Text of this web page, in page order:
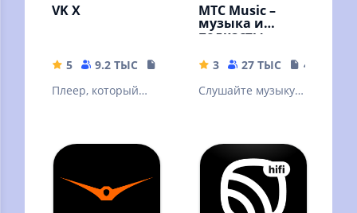
VK X
5 9.2 ТЫС
18.58 MB
Плеер, который
музыке в VK.
МТС Music –
музыка и
подкасты
3 27 ТЫС
41 MB
Слушайте музыку и
онлайн и без
интернета!